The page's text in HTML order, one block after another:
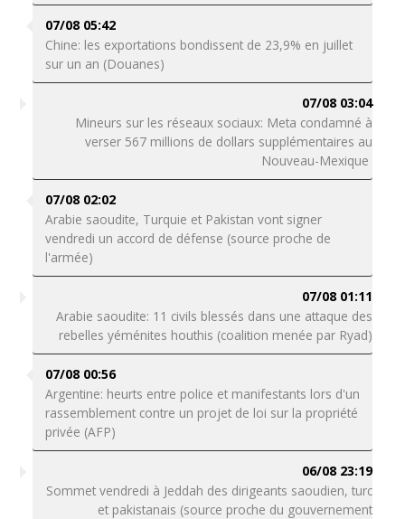
07/08 05:42
Chine: les exportations bondissent de 23,9% en juillet
sur un an (Douanes)
07/08 03:04
Mineurs sur les réseaux sociaux: Meta condamné à
verser 567 millions de dollars supplémentaires au
Nouveau-Mexique
07/08 02:02
Arabie saoudite, Turquie et Pakistan vont signer
vendredi un accord de défense (source proche de
l'armée)
07/08 01:11
Arabie saoudite: 11 civils blessés dans une attaque des
rebelles yéménites houthis (coalition menée par Ryad)
07/08 00:56
Argentine: heurts entre police et manifestants lors d'un
rassemblement contre un projet de loi sur la propriété
privée (AFP)
06/08 23:19
Sommet vendredi à Jeddah des dirigeants saoudien, turc
et pakistanais (source proche du gouvernement